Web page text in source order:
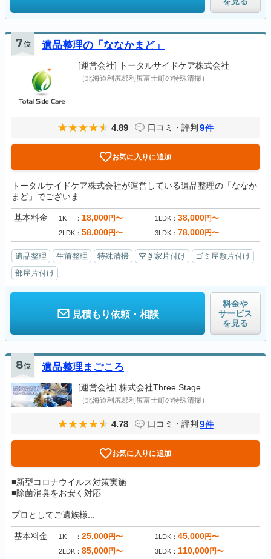
7位 遺品整理の「ななかまど」
[運営会社] トータルサイドケア株式会社
（北海道利尻郡利尻富士町の特殊清掃）
4.89 口コミ・評判 9件
お気に入りに追加
トータルサイドケア株式会社が運営している遺品整理の「ななか
まど」でございま...
基本料金 1K 18,000円〜 1LDK 38,000円〜
2LDK 58,000円〜 3LDK 78,000円〜
遺品整理 生前整理 特殊清掃 空き家片付け
ゴミ屋敷片付け
部屋片付け
見積もり依頼・相談
料金や
サービス
を見る
8位 遺品整理まごころ
[運営会社] 株式会社Three Stage
（北海道利尻郡利尻富士町の特殊清掃）
4.78 口コミ・評判 9件
お気に入りに追加
■新型コロナウイルス対策実施
■除菌消臭をお安く対応
プロとしてご遺族様...
基本料金 1K 25,000円〜 1LDK 45,000円〜
2LDK 85,000円〜 3LDK 110,000円〜